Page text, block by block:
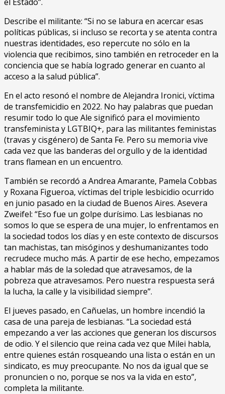
Describe el militante: “Si no se labura en acercar esas
políticas públicas, si incluso se recorta y se atenta contra
nuestras identidades, eso repercute no sólo en la
violencia que recibimos, sino también en retroceder en la
conciencia que se había logrado generar en cuanto al
acceso a la salud pública”.
En el acto resonó el nombre de Alejandra Ironici, víctima
de transfemicidio en 2022. No hay palabras que puedan
resumir todo lo que Ale significó para el movimiento
transfeminista y LGTBIQ+, para las militantes feministas
(travas y cisgénero) de Santa Fe. Pero su memoria vive
cada vez que las banderas del orgullo y de la identidad
trans flamean en un encuentro.
También se recordó a Andrea Amarante, Pamela Cobbas
y Roxana Figueroa, víctimas del triple lesbicidio ocurrido
en junio pasado en la ciudad de Buenos Aires. Asevera
Zweifel: “Eso fue un golpe durísimo. Las lesbianas no
somos lo que se espera de una mujer, lo enfrentamos en
la sociedad todos los días y en este contexto de discursos
tan machistas, tan misóginos y deshumanizantes todo
recrudece mucho más. A partir de ese hecho, empezamos
a hablar más de la soledad que atravesamos, de la
pobreza que atravesamos. Pero nuestra respuesta será
la lucha, la calle y la visibilidad siempre”.
El jueves pasado, en Cañuelas, un hombre incendió la
casa de una pareja de lesbianas. “La sociedad está
empezando a ver las acciones que generan los discursos
de odio. Y el silencio que reina cada vez que Milei habla,
entre quienes están rosqueando una lista o están en un
sindicato, es muy preocupante. No nos da igual que se
pronuncien o no, porque se nos va la vida en esto”,
completa la militante.